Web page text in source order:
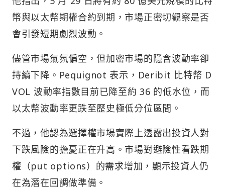
幣與以太幣期權合約到期，市場正密切觀察是否
會引發短期劇烈波動。
儘管市場氣氛偏空，但加密市場的隱含波動率卻
持續下降。Pequignot 表示，Deribit 比特幣 D
VOL 波動率指數目前已降至約 36 的低水位，而
以太幣波動率更跌至歷史極低分位區間。
不過，他認為選擇權市場實際上透露出投資人對
下跌風險的擔憂正在升高。市場對避險性看跌期
權（put options）的需求增加，顯示投資人仍
在為潛在回調做準備。